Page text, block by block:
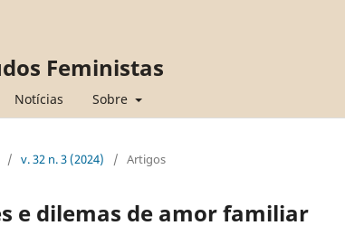
Feministas
Notícias Sobre
/ v. 32 n. 3 (2024) / Artigos
e dilemas de amor familiar